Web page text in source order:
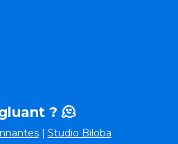
? 🫠
| Studio Biloba